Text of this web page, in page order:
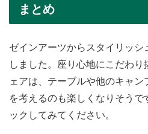
まとめ
ゼインアーツからスタイリッ
しました。座り心地にこだわ
ェアは、テーブルや他のキャン
を考えるのも楽しくなりそうで
ックしてみてください。